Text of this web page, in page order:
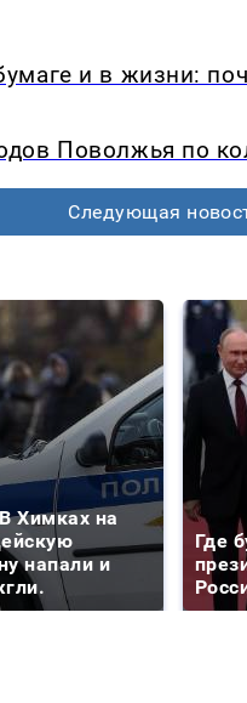
и в жизни:
Поволжья по
Следующая
Химках на
напали и
Где